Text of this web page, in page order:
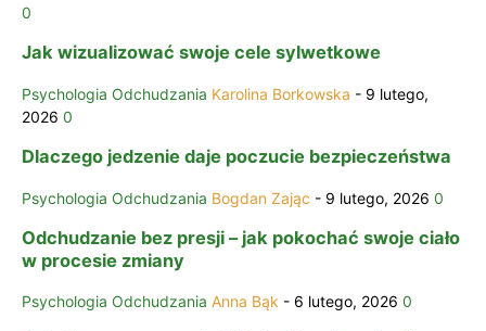
0
Jak wizualizować swoje cele sylwetkowe
Psychologia Odchudzania Karolina Borkowska - 9 lutego,
2026 0
Dlaczego jedzenie daje poczucie bezpieczeństwa
Psychologia Odchudzania Bogdan Zając - 9 lutego, 2026 0
Odchudzanie bez presji – jak pokochać swoje ciało
w procesie zmiany
Psychologia Odchudzania Anna Bąk - 6 lutego, 2026 0